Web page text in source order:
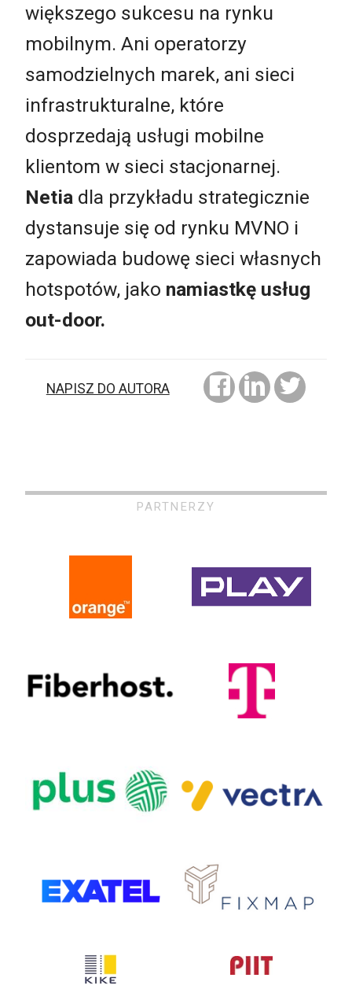
większego sukcesu na rynku
mobilnym. Ani operatorzy
samodzielnych marek, ani sieci
infrastrukturalne, które
dosprzedają usługi mobilne
klientom w sieci stacjonarnej.
Netia dla przykładu strategicznie
dystansuje się od rynku MVNO i
zapowiada budowę sieci własnych
hotspotów, jako namiastkę usług
out-door.
NAPISZ DO AUTORA
PARTNERZY